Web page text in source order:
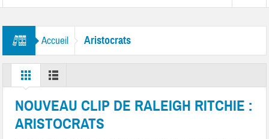
Accueil Aristocrats
NOUVEAU CLIP DE RALEIGH RITCHIE :
ARISTOCRATS